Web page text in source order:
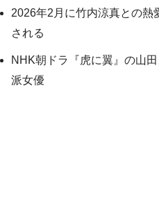
2026年2月に竹内涼真との熱
される
NHK朝ドラ『虎に翼』の山
派女優